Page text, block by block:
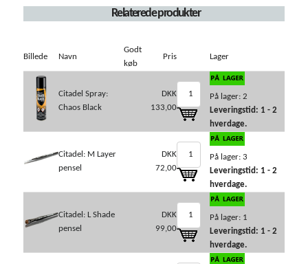
Relaterede produkter
Billede Navn
Godt
køb
Pris Lager
Citadel Spray:
Chaos Black
DKK
133,00
På lager: 2
Leveringstid: 1 - 2
hverdage.
Citadel: M Layer
pensel
DKK
72,00
På lager: 3
Leveringstid: 1 - 2
hverdage.
Citadel: L Shade
pensel
DKK
99,00
På lager: 1
Leveringstid: 1 - 2
hverdage.